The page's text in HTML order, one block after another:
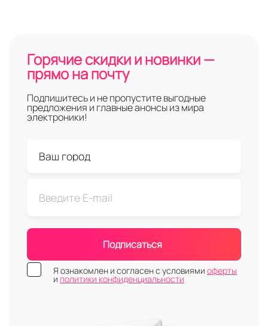
Горячие скидки и новинки —
прямо на почту
Подпишитесь и не пропустите выгодные
предложения и главные анонсы из мира
электроники!
Подписаться
Я ознакомлен и согласен с условиями оферты
и политики конфиденциальности